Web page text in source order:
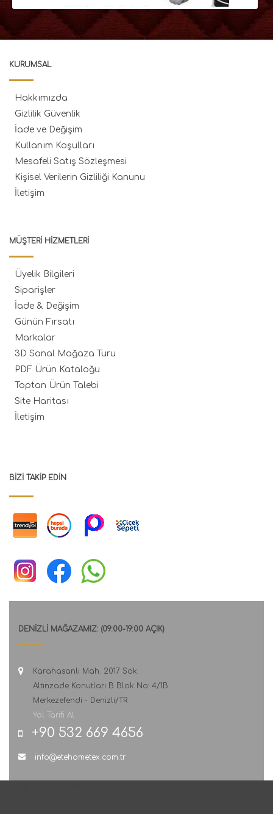
KURUMSAL
Hakkımızda
Gizlilik Güvenlik
İade ve Değişim
Kullanım Koşulları
Mesafeli Satış Sözleşmesi
Kişisel Verilerin Gizliliği Kanunu
İletişim
MÜŞTERI HIZMETLERI
Üyelik Bilgileri
Siparişler
İade & Değişim
Günün Fırsatı
Markalar
3D Sanal Mağaza Turu
PDF Ürün Kataloğu
Toptan Ürün Talebi
Site Haritası
İletişim
BIZI TAKIP EDIN
DENİZLİ MAĞAZAMIZ: (09:00-19:00 AÇIK)
Karahasanlı Mah. 2017 Sok.
Altınzade Konutları B Blok No: 4/1B
Merkezefendi - Denizli/TR
Yol Tarifi Al
+90 532 669 4656
info@etehometex.com.tr